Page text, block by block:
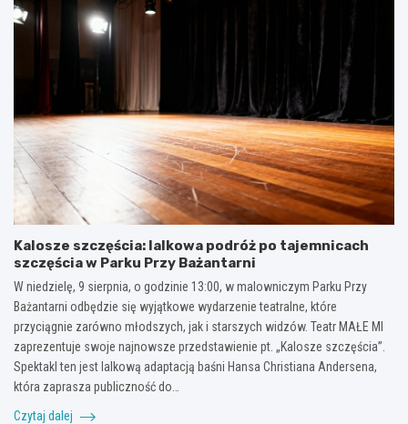
Kalosze szczęścia: lalkowa podróż po tajemnicach
szczęścia w Parku Przy Bażantarni
W niedzielę, 9 sierpnia, o godzinie 13:00, w malowniczym Parku Przy
Bażantarni odbędzie się wyjątkowe wydarzenie teatralne, które
przyciągnie zarówno młodszych, jak i starszych widzów. Teatr MAŁE MI
zaprezentuje swoje najnowsze przedstawienie pt. „Kalosze szczęścia”.
Spektakl ten jest lalkową adaptacją baśni Hansa Christiana Andersena,
która zaprasza publiczność do…
Czytaj dalej